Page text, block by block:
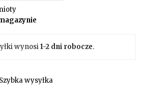
wynosi1-2 dni robocze.
Szybka wysyłka